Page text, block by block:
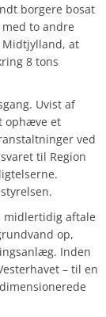
borgere bosat
to andre
Midtjylland, at
8 tons
Uvist af
ophæve et
ved
til Region
midlertidig aftale
op,
Inden
– til en